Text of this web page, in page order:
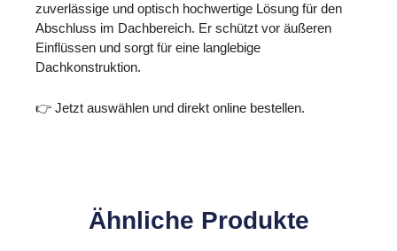
zuverlässige und optisch hochwertige Lösung für den
Abschluss im Dachbereich. Er schützt vor äußeren
Einflüssen und sorgt für eine langlebige
Dachkonstruktion.
👉 Jetzt auswählen und direkt online bestellen.
Ähnliche Produkte